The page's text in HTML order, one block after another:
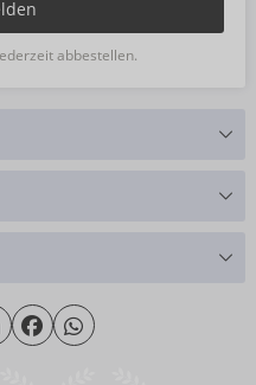
abbestellen.
09:00 - 16:00 Uhr
15:00 Uhr
uns